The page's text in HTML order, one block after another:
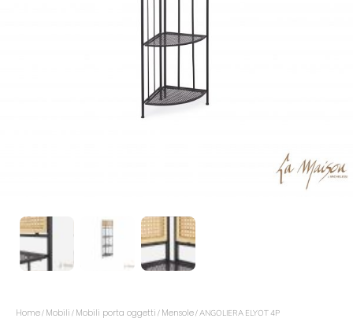
Home/ Mobili / Mobili porta oggetti / Mensole/ ANGOLIERA ELYOT 4P